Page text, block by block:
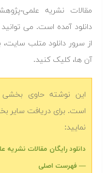
مقالات نشریه علمی-
دانلود آمده است. می
از سرور دانلود متلب
آن ها، کلیک کنید.
این نوشته حاوی بخشی
است. برای دریافت سایر
نمایید:
دانلود رایگان مقالات
— فهرست اصلی